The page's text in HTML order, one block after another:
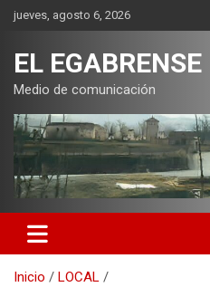
Saltarjueves, agosto 6, 2026
EL EGABRENSE
Medio de comunicación
Inicio
LOCAL